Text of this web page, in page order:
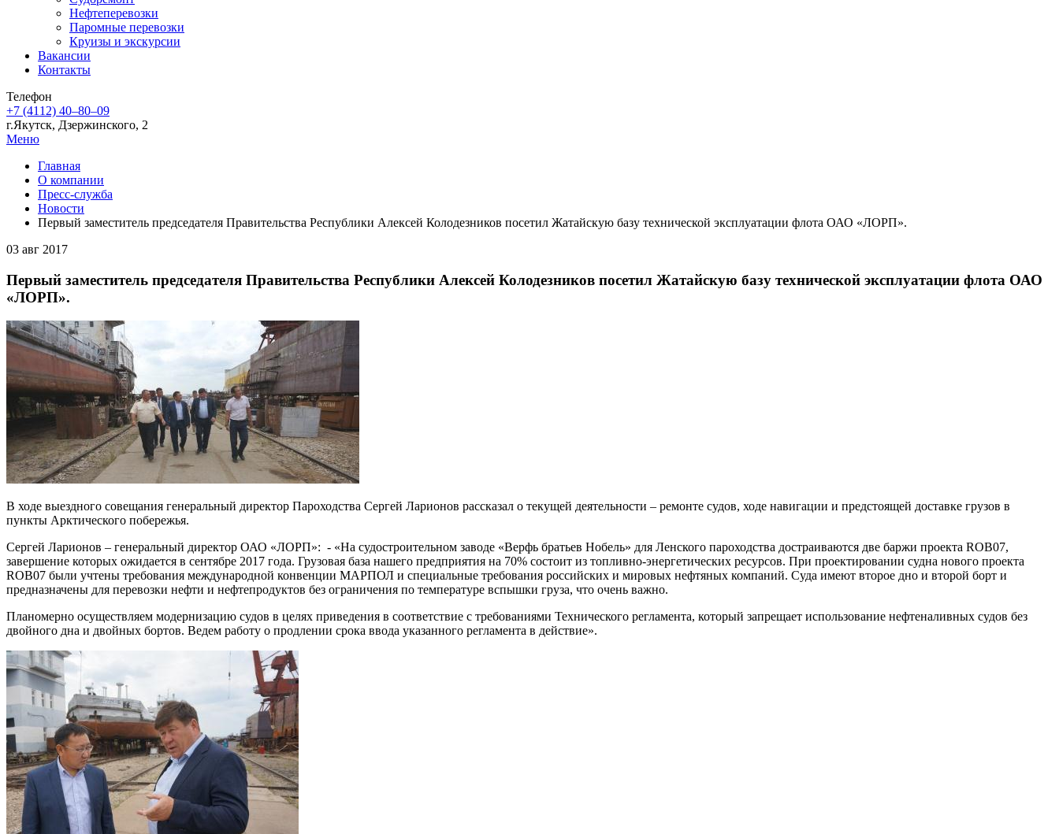
Нефтеперевозки
Паромные перевозки
Круизы и экскурсии
Вакансии
Контакты
Телефон
+7 (4112) 40‒80‒09
г.Якутск, Дзержинского, 2
Меню
Главная
О компании
Пресс-служба
Новости
Первый заместитель председателя Правительства Республики Алексей Колодезников посетил Жатайскую базу технической эксплуатации флота ОАО «ЛОРП».
03 авг 2017
Первый заместитель председателя Правительства Республики Алексей Колодезников посетил Жатайскую базу технической эксплуатации флота ОАО
«ЛОРП».
В ходе выездного совещания генеральный директор Пароходства Сергей Ларионов рассказал о текущей деятельности – ремонте судов, ходе навигации и предстоящей доставке грузов в
пункты Арктического побережья.
Сергей Ларионов – генеральный директор ОАО «ЛОРП»: - «На судостроительном заводе «Верфь братьев Нобель» для Ленского пароходства достраиваются две баржи проекта ROB07,
завершение которых ожидается в сентябре 2017 года. Грузовая база нашего предприятия на 70% состоит из топливно-энергетических ресурсов. При проектировании судна нового проекта
ROB07 были учтены требования международной конвенции МАРПОЛ и специальные требования российских и мировых нефтяных компаний. Суда имеют второе дно и второй борт и
предназначены для перевозки нефти и нефтепродуктов без ограничения по температуре вспышки груза, что очень важно.
Планомерно осуществляем модернизацию судов в целях приведения в соответствие с требованиями Технического регламента, который запрещает использование нефтеналивных судов без
двойного дна и двойных бортов. Ведем работу о продлении срока ввода указанного регламента в действие».